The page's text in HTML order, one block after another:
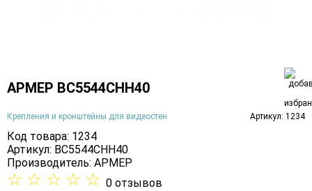
АРМЕР ВС5544СНН40
Крепления и кронштейны для видеостен Артикул: 1234
Код товара: 1234
Артикул: ВС5544СНН40
Производитель: АРМЕР
☆ ☆ ☆ ☆ ☆ 0 отзывов